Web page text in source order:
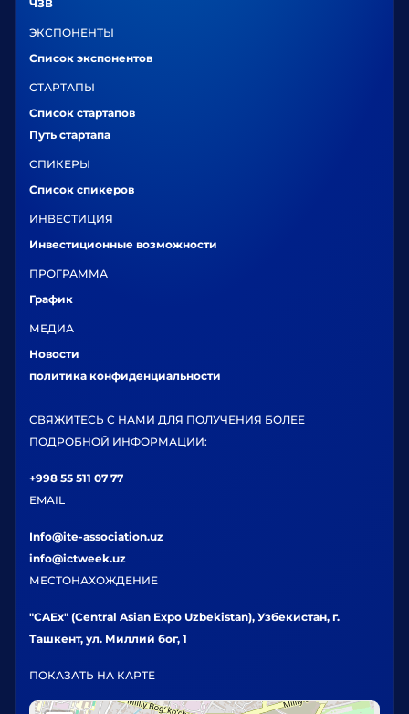
ЧЗВ
ЭКСПОНЕНТЫ
Список экспонентов
СТАРТАПЫ
Список стартапов
Путь стартапа
СПИКЕРЫ
Список спикеров
ИНВЕСТИЦИЯ
Инвестиционные возможности
ПРОГРАММА
График
МЕДИА
Новости
политика конфиденциальности
СВЯЖИТЕСЬ С НАМИ ДЛЯ ПОЛУЧЕНИЯ БОЛЕЕ
ПОДРОБНОЙ ИНФОРМАЦИИ:
+998 55 511 07 77
EMAIL
Info@ite-association.uz
info@ictweek.uz
МЕСТОНАХОЖДЕНИЕ
"CAEx" (Central Asian Expo Uzbekistan), Узбекистан, г.
Ташкент, ул. Миллий бог, 1
ПОКАЗАТЬ НА КАРТЕ